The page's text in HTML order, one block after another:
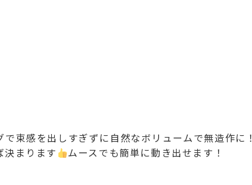
束感を出しすぎずに自然なボリュームで無造作に！
決まります
ムースでも簡単に動き出せます！